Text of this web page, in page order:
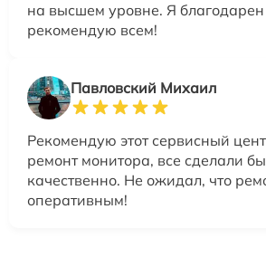
на высшем уровне. Я
рекомендую всем!
Павловский Михаил
Рекомендую этот сервисный
ремонт монитора, все сделали
качественно. Не ожидал, что
оперативным!